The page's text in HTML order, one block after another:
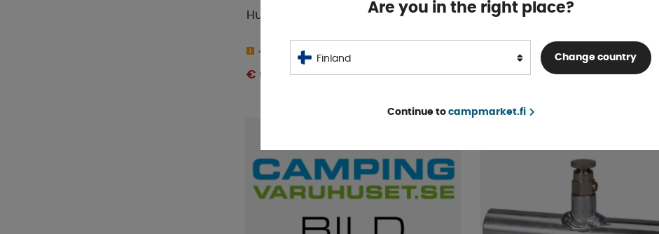
Huonetermostaatti 12 V
4-9 päivää
€ 64 .71 OSTA!
Lattiakiinnike Lämpöpatterille
€ 4 .38 OSTA!
Are you in the right place?
Finland Change country
Continue to campmarket.fi